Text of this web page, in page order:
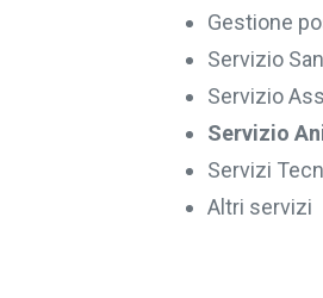
Gestione
Servizio
Servizio
Servizio
Servizi
Altri servizi